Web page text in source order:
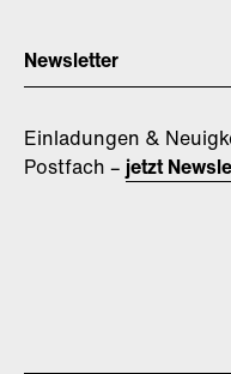
Newsletter
Einladungen &
Postfach – jetzt